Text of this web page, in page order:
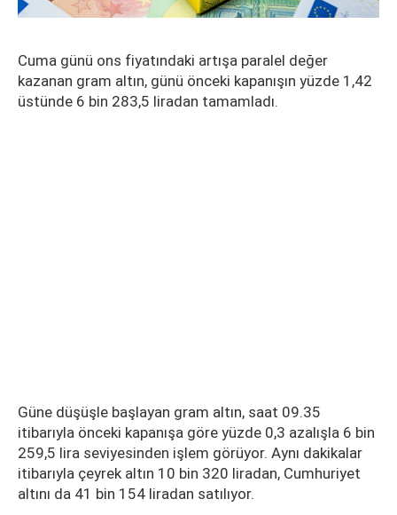
Cuma günü ons fiyatındaki artışa paralel değer
kazanan gram altın, günü önceki kapanışın yüzde 1,42
üstünde 6 bin 283,5 liradan tamamladı.
Güne düşüşle başlayan gram altın, saat 09.35
itibarıyla önceki kapanışa göre yüzde 0,3 azalışla 6 bin
259,5 lira seviyesinden işlem görüyor. Aynı dakikalar
itibarıyla çeyrek altın 10 bin 320 liradan, Cumhuriyet
altını da 41 bin 154 liradan satılıyor.